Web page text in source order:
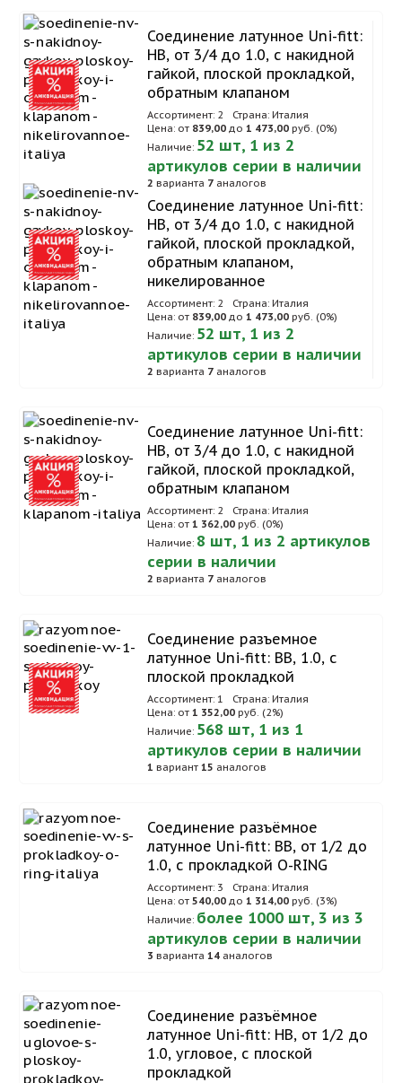
Соединение латунное Uni-fitt:
НВ, от 3/4 до 1.0, с накидной
гайкой, плоской прокладкой,
обратным клапаном
Ассортимент: 2
Страна: Италия
Цена: от 839,00 до 1 473,00 руб. (0%)
Наличие: 52 шт, 1 из 2
артикулов серии в наличии
2 варианта 7 аналогов
Соединение латунное Uni-fitt:
НВ, от 3/4 до 1.0, с накидной
гайкой, плоской прокладкой,
обратным клапаном,
никелированное
Ассортимент: 2
Страна: Италия
Цена: от 839,00 до 1 473,00 руб. (0%)
Наличие: 52 шт, 1 из 2
артикулов серии в наличии
2 варианта 7 аналогов
Соединение латунное Uni-fitt:
НВ, от 3/4 до 1.0, с накидной
гайкой, плоской прокладкой,
обратным клапаном
Ассортимент: 2
Страна: Италия
Цена: от 1 362,00 руб. (0%)
Наличие: 8 шт, 1 из 2 артикулов
серии в наличии
2 варианта 7 аналогов
Соединение разъемное
латунное Uni-fitt: ВВ, 1.0, с
плоской прокладкой
Ассортимент: 1
Страна: Италия
Цена: от 1 352,00 руб. (2%)
Наличие: 568 шт, 1 из 1
артикулов серии в наличии
1 вариант 15 аналогов
Соединение разъёмное
латунное Uni-fitt: ВВ, от 1/2 до
1.0, с прокладкой O-RING
Ассортимент: 3
Страна: Италия
Цена: от 540,00 до 1 314,00 руб. (3%)
Наличие: более 1000 шт, 3 из 3
артикулов серии в наличии
3 варианта 14 аналогов
Соединение разъёмное
латунное Uni-fitt: НВ, от 1/2 до
1.0, угловое, с плоской
прокладкой